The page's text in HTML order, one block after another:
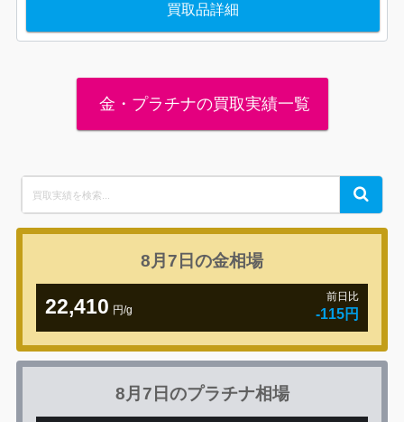
買取品詳細
金・プラチナの買取実績一覧
for:
Search
8月7日の金相場
22,410 円/g
前日比
-115円
8月7日のプラチナ相場